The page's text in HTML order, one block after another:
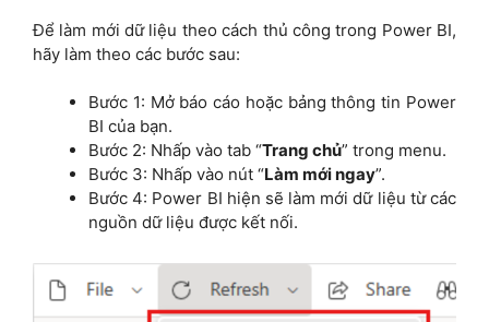
Để làm mới dữ liệu theo cách thủ công trong Power BI,
hãy làm theo các bước sau:
Bước 1: Mở báo cáo hoặc bảng thông tin Power
BI của bạn.
Bước 2: Nhấp vào tab “Trang chủ” trong menu.
Bước 3: Nhấp vào nút “Làm mới ngay”.
Bước 4: Power BI hiện sẽ làm mới dữ liệu từ các
nguồn dữ liệu được kết nối.